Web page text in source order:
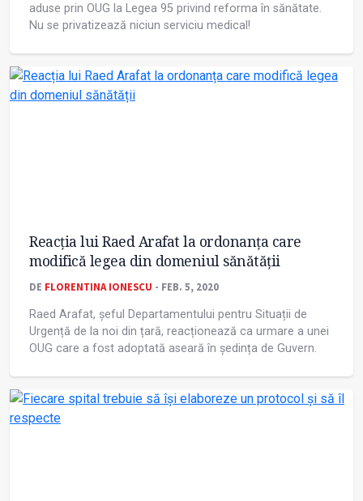
aduse prin OUG la Legea 95 privind reforma în sănătate.
Nu se privatizează niciun serviciu medical!
Reacția lui Raed Arafat la ordonanța care
modifică legea din domeniul sănătății
DE FLORENTINA IONESCU - FEB. 5, 2020
Raed Arafat, șeful Departamentului pentru Situații de
Urgență de la noi din țară, reacționează ca urmare a unei
OUG care a fost adoptată aseară în ședința de Guvern.